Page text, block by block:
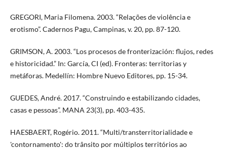
GREGORI, Maria Filomena. 2003. “Relações de violência e
erotismo”. Cadernos Pagu, Campinas, v. 20, pp. 87-120.
GRIMSON, A. 2003. “Los procesos de fronterización: flujos, redes
e historicidad.” In: García, CI (ed). Fronteras: territorias y
metáforas. Medellín: Hombre Nuevo Editores, pp. 15-34.
GUEDES, André. 2017. “Construindo e estabilizando cidades,
casas e pessoas”. MANA 23(3), pp. 403-435.
HAESBAERT, Rogério. 2011. “Multi/transterritorialidade e
'contornamento': do trânsito por múltiplos territórios ao